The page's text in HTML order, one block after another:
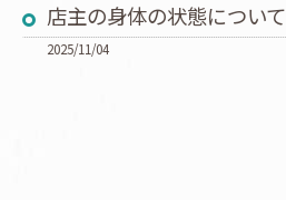
店主の身体の状態について
2025/11/04